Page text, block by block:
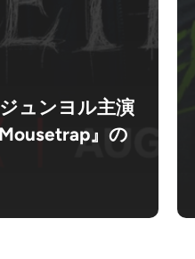
ュンヨル主演
』の